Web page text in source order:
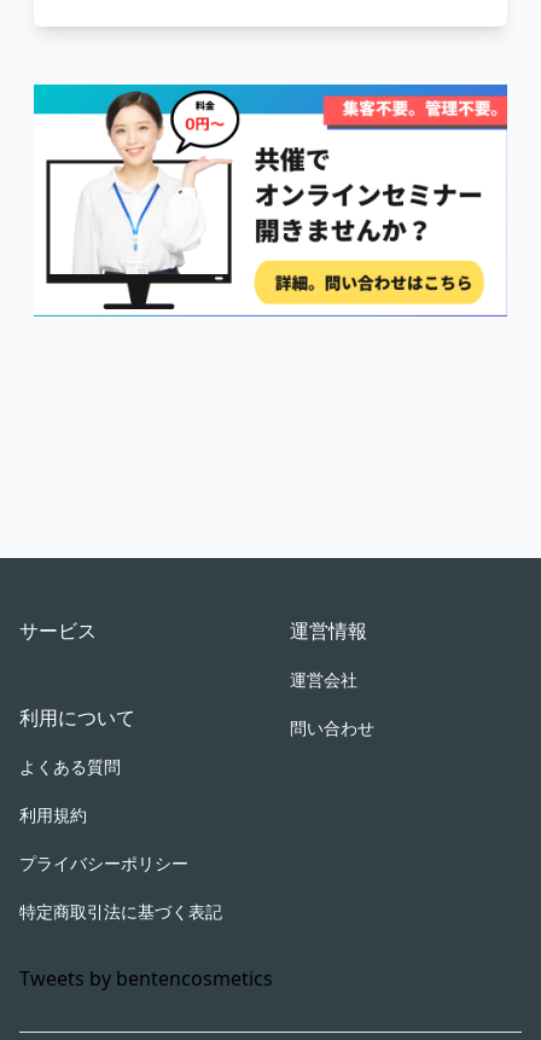
サービス
利用について
よくある質問
利用規約
プライバシーポリシー
特定商取引法に基づく表記
運営情報
運営会社
問い合わせ
Tweets by bentencosmetics